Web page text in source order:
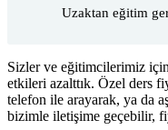
Uzaktan eğitim
Sizler ve eğitimcilerimiz
etkileri azalttık. Özel ders
telefon ile arayarak, ya da
bizimle iletişime geçebilir,